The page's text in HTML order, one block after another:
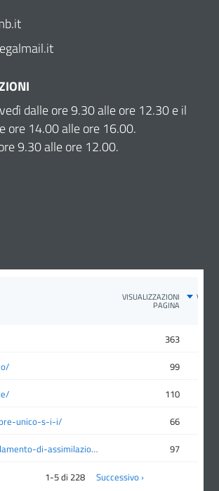
dalle ore 9.30 alle ore 12.30 e il
ore 14.00 alle ore 16.00.
9.30 alle ore 12.00.